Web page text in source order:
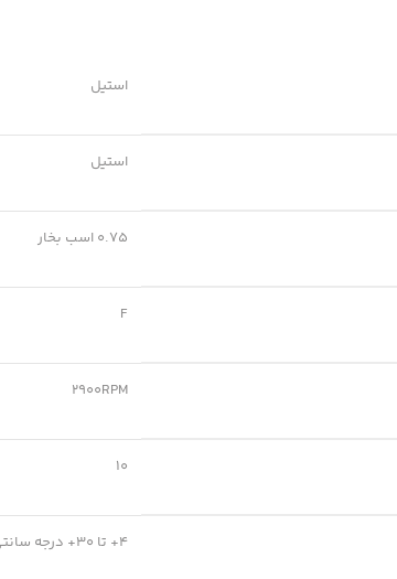
استیل
استیل
0.75 اسب بخار
F
2900RPM
10
4+ تا 30+ درجه سانتی گراد